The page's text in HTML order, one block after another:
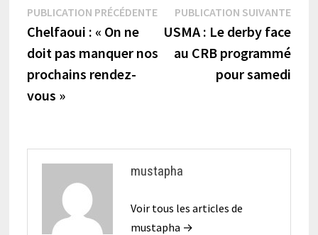
Navigation
de
l’article
PUBLICATION PRÉCÉDENTEPublication
précédente :
Chelfaoui : « On ne
doit pas manquer nos
prochains rendez-
vous »
PUBLICATION SUIVANTE
USMA : Le derby face
au CRB programmé
pour samedi
mustapha
Voir tous les articles de
mustapha →